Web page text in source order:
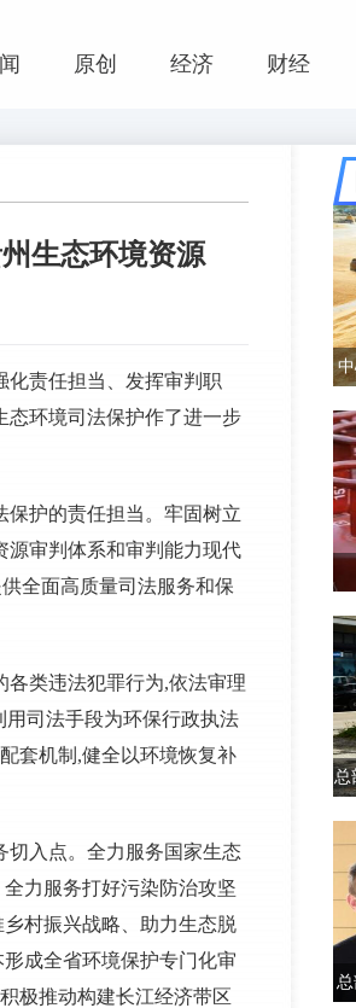
原创 经济 财经
生态环境资源
化责任担当、发挥审判职
态环境司法保护作了进一步
保护的责任担当。牢固树立
源审判体系和审判能力现代
全面高质量司法服务和保
各类违法犯罪行为,依法审理
用司法手段为环保行政执法
套机制,健全以环境恢复补
切入点。全力服务国家生态
力服务打好污染防治攻坚
村振兴战略、助力生态脱
成全省环境保护专门化审
极推动构建长江经济带区
总